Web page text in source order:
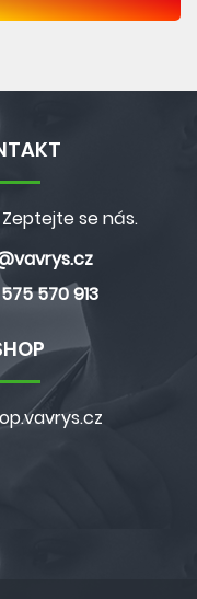
se nás.
vavrys.cz
570 913